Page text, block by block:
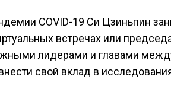
COVID-19 Си Цзиньпин
встречах или
лидерами и главами
свой вклад в